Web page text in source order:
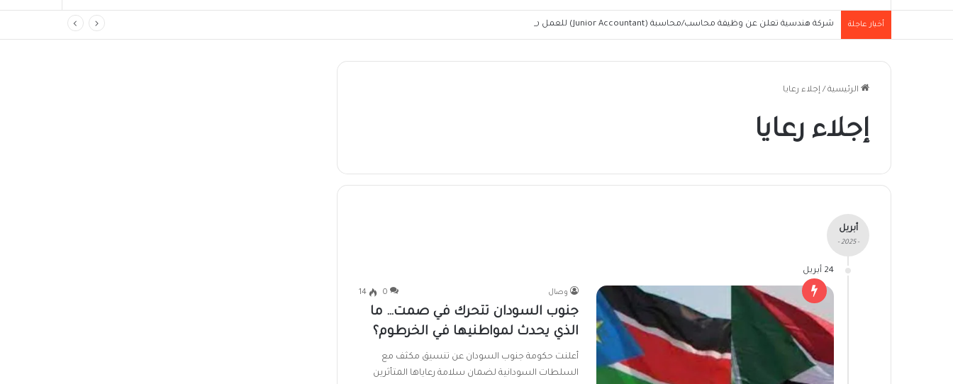
أخبار عاجلة شركة هندسية تعلن عن وظيفة محاسب/محاسبة (Junior Accountant) للعمل في الخرطوم
الرئيسية / إجلاء رعايا
إجلاء رعايا
أبريل
- 2025 -
24 أبريل
وصال 0
14
جنوب السودان تتحرك في صمت… ما
الذي يحدث لمواطنيها في الخرطوم؟
أعلنت حكومة جنوب السودان عن تنسيق مكثف مع
السلطات السودانية لضمان سلامة رعاياها المتأثرين